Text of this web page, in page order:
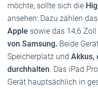
möchte, sollte sich die
ansehen: Dazu zählen
Apple sowie das 14,6
von Samsung. Beide
Speicherplatz und Akkus,
durchhalten. Das iPad
Gerät hauptsächlich in